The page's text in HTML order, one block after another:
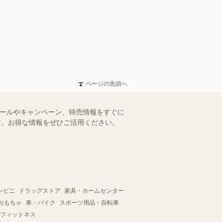
ページの先頭へ
ルやキャンペーン、特売情報をすぐに
お得な情報をぜひご活用ください。
ビニ ドラッグストア
家具・ホームセンター
もちゃ
車・バイク
スポーツ用品・自転車
ィットネス